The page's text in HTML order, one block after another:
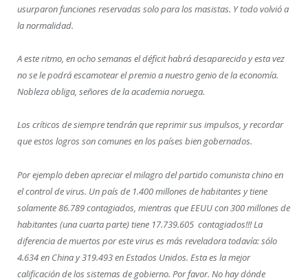
usurparon funciones reservadas solo para los masistas. Y todo volvió a
la normalidad.
A este ritmo, en ocho semanas el déficit habrá desaparecido y esta vez
no se le podrá escamotear el premio a nuestro genio de la economía.
Nobleza obliga, señores de la academia noruega.
Los críticos de siempre tendrán que reprimir sus impulsos, y recordar
que estos logros son comunes en los países bien gobernados.
Por ejemplo deben apreciar el milagro del partido comunista chino en
el control de virus. Un país de 1.400 millones de habitantes y tiene
solamente 86.789 contagiados, mientras que EEUU con 300 millones de
habitantes (una cuarta parte) tiene 17.739.605 contagiados!!! La
diferencia de muertos por este virus es más reveladora todavía: sólo
4.634 en China y 319.493 en Estados Unidos. Esta es la mejor
calificación de los sistemas de gobierno. Por favor. No hay dónde